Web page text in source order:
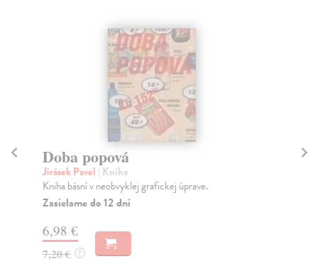
Doba popová
Jirásek Pavel | Kniha
Kniha básní v neobvyklej grafickej úprave.
Zasielame do 12 dní
6,98 €
7,20 € ?